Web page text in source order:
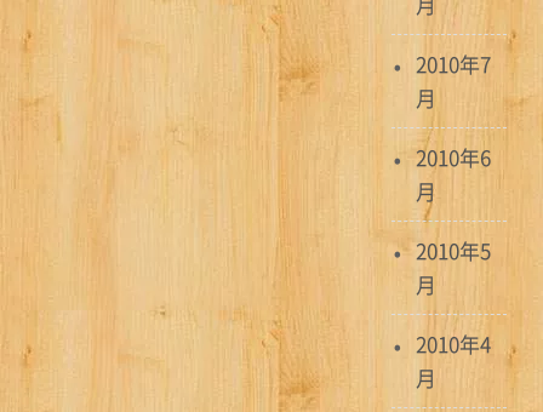
2010年7
月
2010年6
月
2010年5
月
2010年4
月